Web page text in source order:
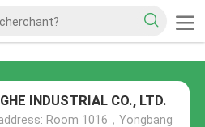
INDUSTRIAL CO., LTD.
Room 1016，Yongbang